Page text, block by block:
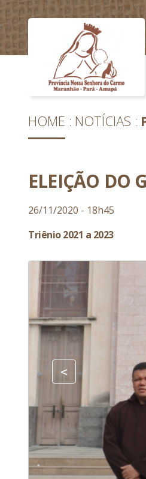
HOME NOTÍCIAS
ELEIÇÃO DO
26/11/2020 - 18h45
Triênio 2021 a 2023